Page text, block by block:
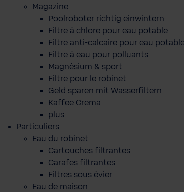
Magazine
Poolroboter richtig einwintern
Filtre à chlore pour eau potable
Filtre anti-calcaire pour eau
Filtre à eau pour polluants
Magnésium & sport
Filtre pour le robinet
Geld sparen mit Wasserfiltern
Kaffee Crema
plus
Particuliers
Eau du robinet
Cartouches filtrantes
Carafes filtrantes
Filtres sous évier
Eau de maison